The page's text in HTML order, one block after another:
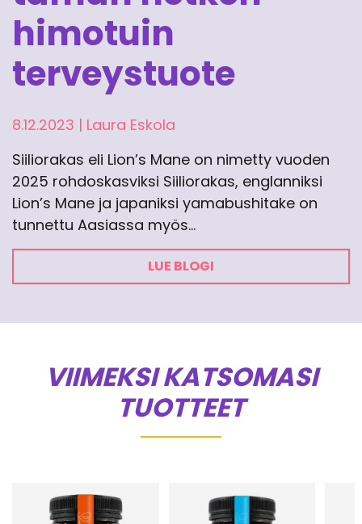
himotuin
terveystuote
8.12.2023 | Laura Eskola
Siiliorakas eli Lion’s Mane on nimetty vuoden
2025 rohdoskasviksi Siiliorakas, englanniksi
Lion’s Mane ja japaniksi yamabushitake on
tunnettu Aasiassa myös…
LUE BLOGI
VIIMEKSI KATSOMASI
TUOTTEET